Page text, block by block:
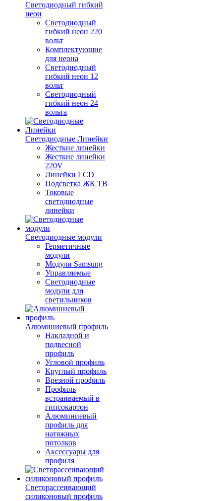
Светодиодный гибкий
неон
Светодиодный
гибкий неон 220
вольт
Комплектующие
для неона
Светодиодный
гибкий неон 12
вольт
Светодиодный
гибкий неон 24
вольта
Светодиодные Линейки
Жесткие линейки
Жесткие линейки
220V
Линейки LCD
Подсветка ЖК ТВ
Токовые
светодиодные
линейки
Светодиодные модули
Герметичные
модули
Модули Samsung
Управляемые
Светодиодные
модули для
светильников
Алюминиевый профиль
Накладной и
подвесной
профиль
Угловой профиль
Круглый профиль
Врезной профиль
Профиль
встраиваемый в
гипсокартон
Алюминиевый
профиль для
натяжных
потолков
Аксессуары для
профиля
Светорассеивающий
силиконовый профиль